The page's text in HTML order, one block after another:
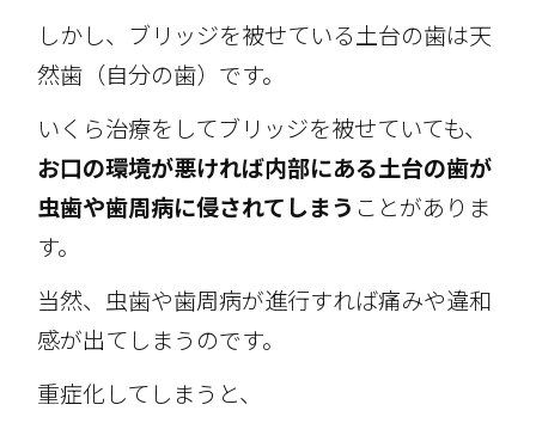
しかし、ブリッジを被せている土台の歯は天
然歯（自分の歯）です。
いくら治療をしてブリッジを被せていても、
お口の環境が悪ければ内部にある土台の歯が
虫歯や歯周病に侵されてしまう ことがありま
す。
当然、虫歯や歯周病が進行すれば痛みや違和
感が出てしまうのです。
重症化してしまうと、